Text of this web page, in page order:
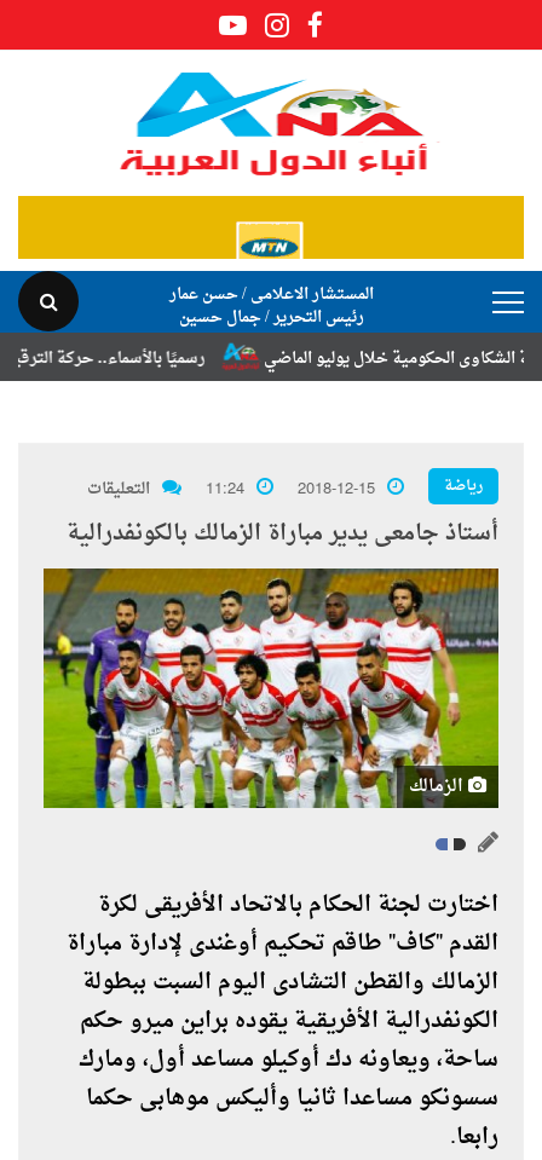
المستشار الاعلامى / حسن عمار
رئيس التحرير / جمال حسين
رسميًا بالأسماء.. حركة الترقيات
الحكومية خلال يوليو الماضي
رياضة 2018-12-15
11:24 التعليقات
أستاذ جامعى يدير مباراة الزمالك بالكونفدرالية
الزمالك
اختارت لجنة الحكام بالاتحاد الأفريقى لكرة
القدم "كاف" طاقم تحكيم أوغندى لإدارة مباراة
الزمالك والقطن التشادى اليوم السبت ببطولة
الكونفدرالية الأفريقية يقوده براين ميرو حكم
ساحة، ويعاونه دك أوكيلو مساعد أول، ومارك
سسونكو مساعدا ثانيا وأليكس موهابى حكما
رابعا.